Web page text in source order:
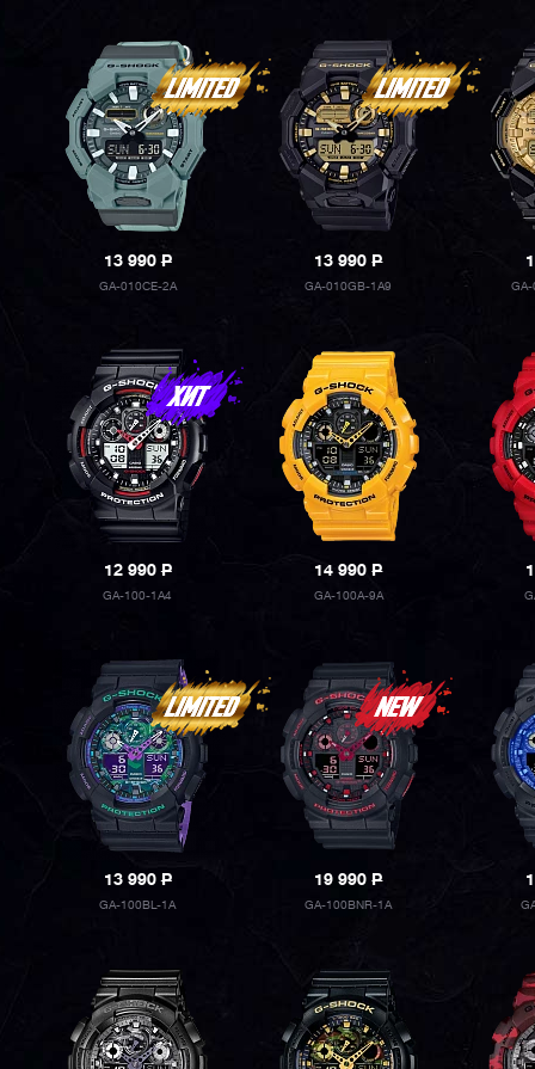
13 990P
GA-010CE-2A
13 990P
GA-010GB-1A9 GA-
12 990P
GA-100-1A4
14 990P
GA-100A-9A
13 990P
GA-100BL-1A
19 990P
GA-100BNR-1A